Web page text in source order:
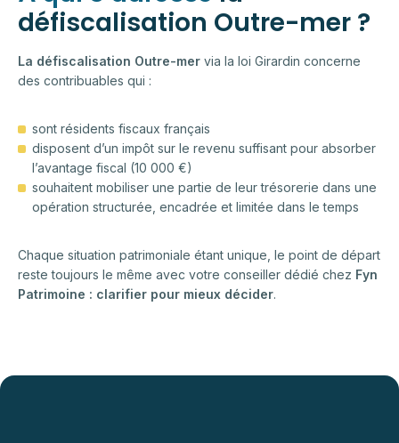
défiscalisation Outre-mer ?
La défiscalisation Outre-mer via la loi Girardin concerne
des contribuables qui :
sont résidents fiscaux français
disposent d’un impôt sur le revenu suffisant pour absorber
l’avantage fiscal (10 000 €)
souhaitent mobiliser une partie de leur trésorerie dans une
opération structurée, encadrée et limitée dans le temps
Chaque situation patrimoniale étant unique, le point de départ
reste toujours le même avec votre conseiller dédié chez Fyn
Patrimoine : clarifier pour mieux décider.